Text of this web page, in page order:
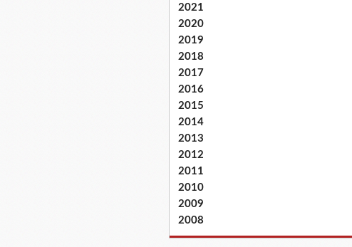
2021
2020
2019
2018
2017
2016
2015
2014
2013
2012
2011
2010
2009
2008